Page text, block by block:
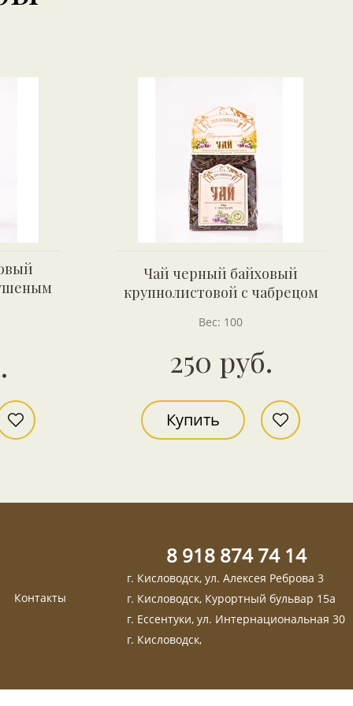
Чай черный байховый
крупнолистовой с чабрецом
Вес: 100
250 руб.
Купить
Контакты
8 918 874 74 14
г. Кисловодск, ул. Алексея Реброва 3
г. Кисловодск, Курортный бульвар 15а
г. Ессентуки, ул. Интернациональная 30
г. Кисловодск,